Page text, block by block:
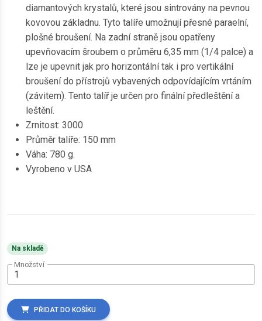
diamantových krystalů, které jsou sintrovány na pevnou
kovovou základnu. Tyto talíře umožnují přesné paraelní,
plošné broušení. Na zadní straně jsou opatřeny
upevňovacím šroubem o průměru 6,35 mm (1/4 palce) a
lze je upevnit jak pro horizontální tak i pro vertikální
broušení do přístrojů vybavených odpovídajícím vrtáním
(závitem). Tento talíř je určen pro finální předleštění a
leštění.
Zrnitost: 3000
Průměr talíře: 150 mm
Váha: 780 g.
Vyrobeno v USA
Na skladě
Množství
PŘIDAT DO KOŠÍKU